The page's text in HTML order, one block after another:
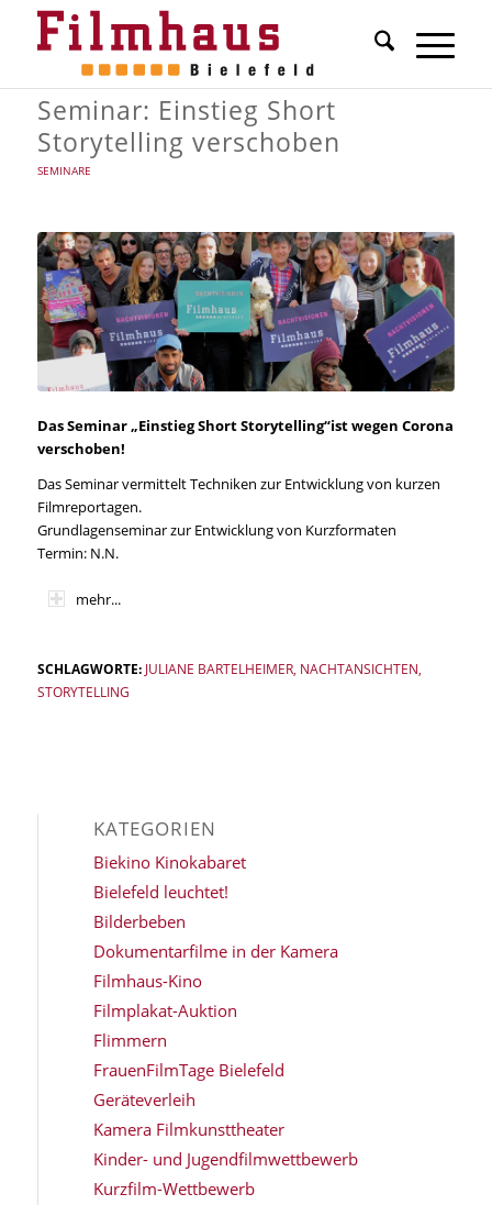
Seminar: Einstieg Short
Storytelling verschoben
SEMINARE
Das Seminar „Einstieg Short Storytelling“ist wegen Corona
verschoben!
Das Seminar vermittelt Techniken zur Entwicklung von kurzen
Filmreportagen.
Grundlagenseminar zur Entwicklung von Kurzformaten
Termin: N.N.
mehr...
SCHLAGWORTE: JULIANE BARTELHEIMER, NACHTANSICHTEN
STORYTELLING
KATEGORIEN
Biekino Kinokabaret
Bielefeld leuchtet!
Bilderbeben
Dokumentarfilme in der Kamera
Filmhaus-Kino
Filmplakat-Auktion
Flimmern
FrauenFilmTage Bielefeld
Geräteverleih
Kamera Filmkunsttheater
Kinder- und Jugendfilmwettbewerb
Kurzfilm-Wettbewerb